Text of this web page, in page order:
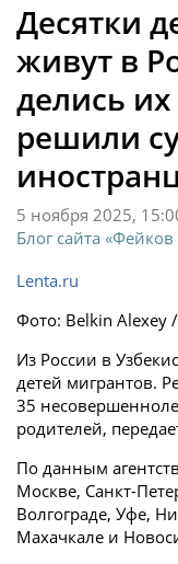
Десятки
живут в
делись
решили
5 ноября 2025,
Блог сайта
Lenta.ru
Фото: Belkin Alexey
Из России в
детей мигрантов.
35
родителей,
По данным
Москве, Санкт-
Волгограде, Уфе,
Махачкале и